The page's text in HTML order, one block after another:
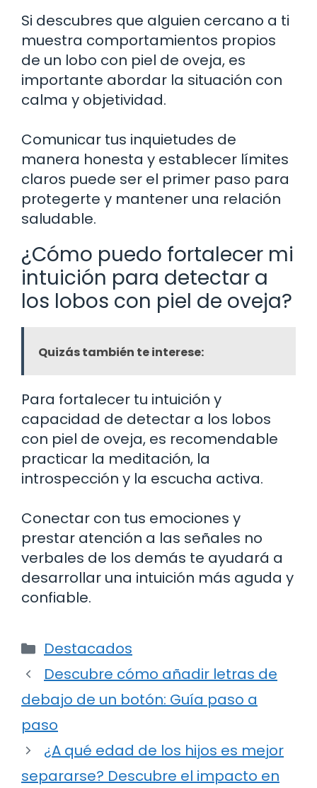
Si descubres que alguien cercano a ti
muestra comportamientos propios
de un lobo con piel de oveja, es
importante abordar la situación con
calma y objetividad.
Comunicar tus inquietudes de
manera honesta y establecer límites
claros puede ser el primer paso para
protegerte y mantener una relación
saludable.
¿Cómo puedo fortalecer mi
intuición para detectar a
los lobos con piel de oveja?
Quizás también te interese:
Para fortalecer tu intuición y
capacidad de detectar a los lobos
con piel de oveja, es recomendable
practicar la meditación, la
introspección y la escucha activa.
Conectar con tus emociones y
prestar atención a las señales no
verbales de los demás te ayudará a
desarrollar una intuición más aguda y
confiable.
Categorías
Destacados
Descubre cómo añadir letras de
debajo de un botón: Guía paso a
paso
¿A qué edad de los hijos es mejor
separarse? Descubre el impacto en